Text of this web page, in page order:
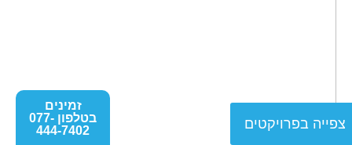
צפייה בפרויקטים
זמינים
בטלפון 077-
444-7402